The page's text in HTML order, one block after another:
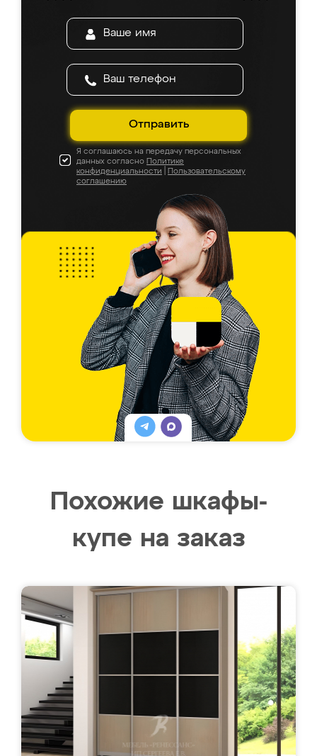
Отправить
Я соглашаюсь на передачу персональных
данных согласно Политике
конфиденциальности
Пользовательскому
соглашению
Похожие шкафы-
купе на заказ